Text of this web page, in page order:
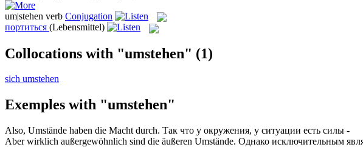
um|stehen verb Conjugation
портиться (Lebensmittel)
Collocations with "umstehen" (1)
sich umstehen
Exemples with "umstehen"
Also, Umstände haben die Macht durch. Так что у окружения, у ситуации есть силы -
Aber wirklich außergewöhnlich sind die äußeren Umstände. Однако исключительным